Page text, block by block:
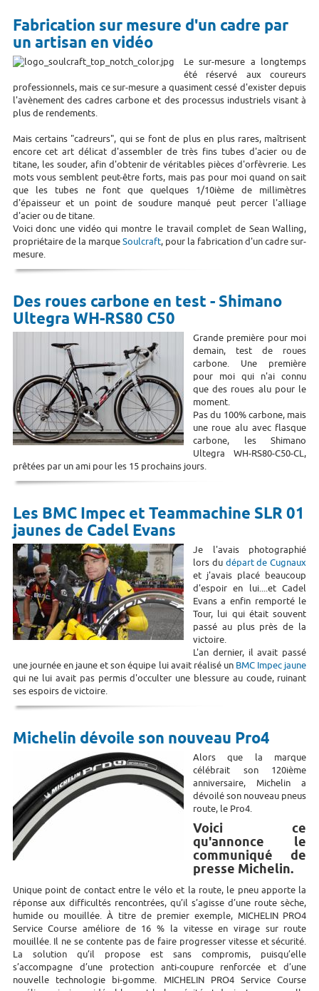
Fabrication sur mesure d'un cadre par
un artisan en vidéo
Le sur-mesure a longtemps
été réservé aux coureurs
professionnels, mais ce sur-mesure a quasiment cessé d'exister depuis
l'avènement des cadres carbone et des processus industriels visant à
plus de rendements.
Mais certains "cadreurs", qui se font de plus en plus rares, maîtrisent
encore cet art délicat d'assembler de très fins tubes d'acier ou de
titane, les souder, afin d'obtenir de véritables pièces d'orfèvrerie. Les
mots vous semblent peut-être forts, mais pas pour moi quand on sait
que les tubes ne font que quelques 1/10ième de millimètres
d'épaisseur et un point de soudure manqué peut percer l'alliage
d'acier ou de titane.
Voici donc une vidéo qui montre le travail complet de Sean Walling,
propriétaire de la marqueSoulcraft, pour la fabrication d'un cadre sur-
mesure.
Des roues carbone en test - Shimano
Ultegra WH-RS80 C50
Grande première pour moi
demain, test de roues
carbone. Une première
pour moi qui n'ai connu
que des roues alu pour le
moment.
Pas du 100% carbone, mais
une roue alu avec flasque
carbone, les Shimano
Ultegra WH-RS80-C50-CL,
prêtées par un ami pour les 15 prochains jours.
Les BMC Impec et Teammachine SLR 01
jaunes de Cadel Evans
Je l'avais photographié
lors du départ de Cugnaux
et j'avais placé beaucoup
d'espoir en lui....et Cadel
Evans a enfin remporté le
Tour, lui qui était souvent
passé au plus près de la
victoire.
L'an dernier, il avait passé
une journée en jaune et son équipe lui avait réalisé un BMC Impec jaune
qui ne lui avait pas permis d'occulter une blessure au coude, ruinant
ses espoirs de victoire.
Michelin dévoile son nouveau Pro4
Alors que la marque
célébrait son 120ième
anniversaire, Michelin a
dévoilé son nouveau pneus
route, le Pro4.
Voici ce
qu'annonce le
communiqué de
presse Michelin.
Unique point de contact entre le vélo et la route, le pneu apporte la
réponse aux difficultés rencontrées, qu’il s’agisse d’une route sèche,
humide ou mouillée. À titre de premier exemple, MICHELIN PRO4
Service Course améliore de 16 % la vitesse en virage sur route
mouillée. Il ne se contente pas de faire progresser vitesse et sécurité.
La solution qu’il propose est sans compromis, puisqu’elle
s’accompagne d’une protection anti-coupure renforcée et d’une
nouvelle technologie bi-gomme. MICHELIN PRO4 Service Course